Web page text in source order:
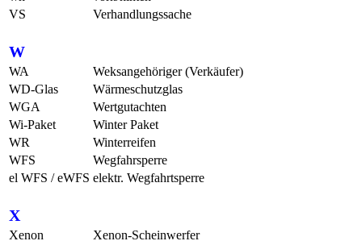
VS
Verhandlungssache
W
WA
Weksangehöriger (Verkäufer)
WD-Glas
Wärmeschutzglas
WGA
Wertgutachten
Wi-Paket
Winter Paket
WR
Winterreifen
WFS
Wegfahrsperre
el WFS / eWFS elektr. Wegfahrtsperre
X
Xenon Xenon-Scheinwerfer